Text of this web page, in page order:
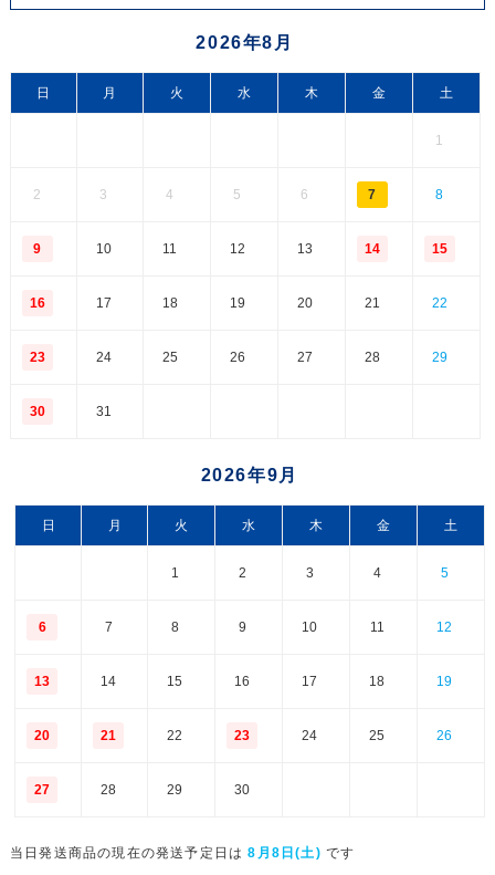
2026年8月
日 月 火 水 木 金 土
1
2 3 4 5 6 7 8
9 10 11 12 13 14 15
16 17 18 19 20 21 22
23 24 25 26 27 28 29
30 31
2026年9月
日 月 火 水 木 金 土
1 2 3 4 5
6 7 8 9 10 11 12
13 14 15 16 17 18 19
20 21 22 23 24 25 26
27 28 29 30
当日発送商品の現在の発送予定日は 8月8日(土) です